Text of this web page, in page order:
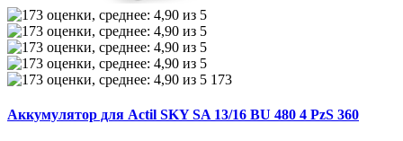
173
Аккумулятор для Actil SKY SA 13/16 BU 480 4 PzS 360